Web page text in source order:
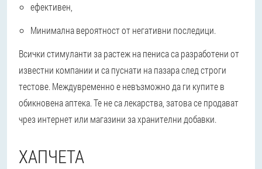
ефективен,
Минимална вероятност от негативни последици.
Всички стимуланти за растеж на пениса са разработени от
известни компании и са пуснати на пазара след строги
тестове. Междувременно е невъзможно да ги купите в
обикновена аптека. Те не са лекарства, затова се продават
чрез интернет или магазини за хранителни добавки.
ХАПЧЕТА